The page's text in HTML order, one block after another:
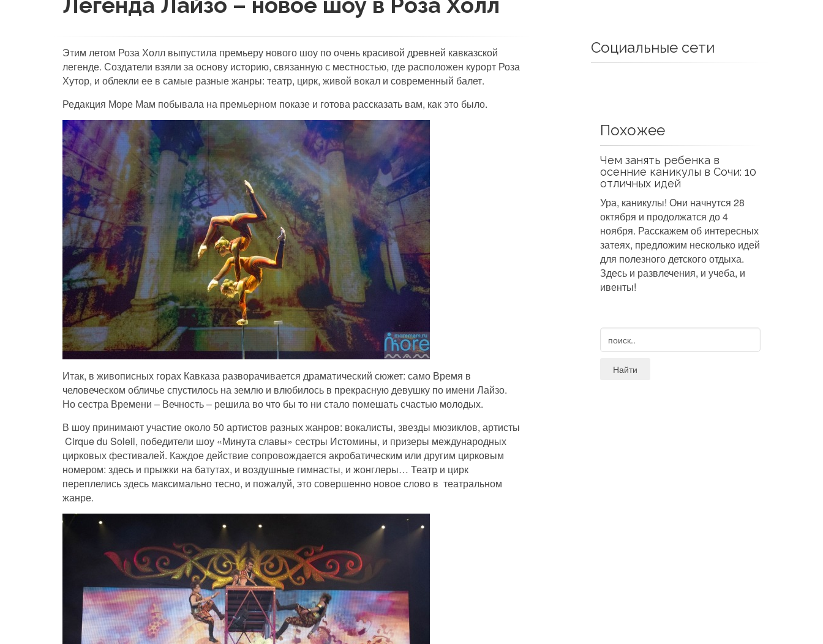
Этим летом Роза Холл выпустила премьеру нового шоу по очень красивой древней кавказской
легенде. Создатели взяли за основу историю, связанную с местностью, где расположен курорт Роза
Хутор, и облекли ее в самые разные жанры: театр, цирк, живой вокал и современный балет.
Редакция Море Мам побывала на премьерном показе и готова рассказать вам, как это было.
Итак, в живописных горах Кавказа разворачивается драматический сюжет: само Время в
человеческом обличье спустилось на землю и влюбилось в прекрасную девушку по имени Лайзо.
Но сестра Времени – Вечность – решила во что бы то ни стало помешать счастью молодых.
В шоу принимают участие около 50 артистов разных жанров: вокалисты, звезды мюзиклов, артисты
Cirque du Soleil, победители шоу «Минута славы» сестры Истомины, и призеры международных
цирковых фестивалей. Каждое действие сопровождается акробатическим или другим цирковым
номером: здесь и прыжки на батутах, и воздушные гимнасты, и жонглеры… Театр и цирк
переплелись здесь максимально тесно, и пожалуй, это совершенно новое слово в театральном
жанре.
Социальные сети
Похожее
Чем занять ребенка в
осенние каникулы в Сочи: 10
отличных идей
Ура, каникулы! Они начнутся 28
октября и продолжатся до 4
ноября. Расскажем об интересных
затеях, предложим несколько идей
для полезного детского отдыха.
Здесь и развлечения, и учеба, и
ивенты!